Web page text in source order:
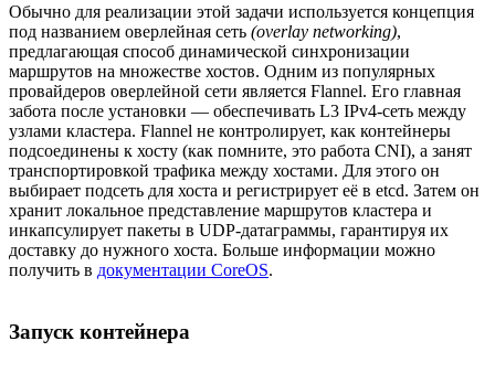
Обычно для реализации этой задачи используется концепция
под названием оверлейная сеть (overlay networking),
предлагающая способ динамической синхронизации
маршрутов на множестве хостов. Одним из популярных
провайдеров оверлейной сети является Flannel. Его главная
забота после установки — обеспечивать L3 IPv4-сеть между
узлами кластера. Flannel не контролирует, как контейнеры
подсоединены к хосту (как помните, это работа CNI), а занят
транспортировкой трафика между хостами. Для этого он
выбирает подсеть для хоста и регистрирует её в etcd. Затем он
хранит локальное представление маршрутов кластера и
инкапсулирует пакеты в UDP-датаграммы, гарантируя их
доставку до нужного хоста. Больше информации можно
получить в документации CoreOS.
Запуск контейнера